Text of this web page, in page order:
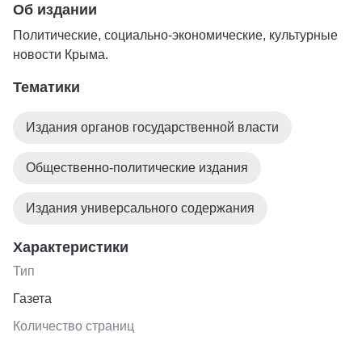
Об издании
Политические, социально-экономические, культурные
новости Крыма.
Тематики
Издания органов государственной власти
Общественно-политические издания
Издания универсального содержания
Характеристики
Тип
Газета
Количество страниц